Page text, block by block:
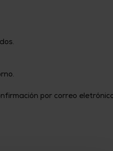
por correo